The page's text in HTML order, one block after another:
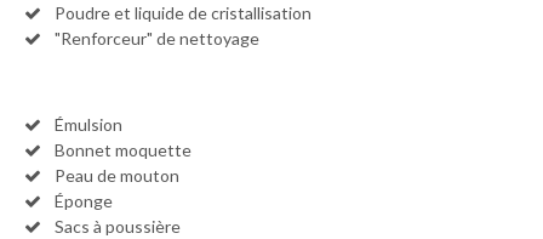
Poudre et liquide de cristallisation
"Renforceur" de nettoyage
Émulsion
Bonnet moquette
Peau de mouton
Éponge
Sacs à poussière